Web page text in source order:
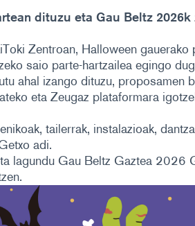
dituzu eta Gau Beltz
Zentroan, Halloween
saio parte-hartzailea egingo
ahal izango dituzu, proposamen
eta Zeugaz plataformara
tailerrak, instalazioak,
adi.
lagundu Gau Beltz Gaztea 2026